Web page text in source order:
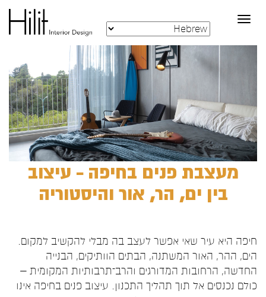
Toggle
navigation
מעצבת פנים בחיפה – עיצוב
בין ים, הר, אור והיסטוריה
חיפה היא עיר שאי אפשר לעצב בה מבלי להקשיב למקום.
הים, ההר, האור המשתנה, הבתים הוותיקים, הבנייה
החדשה, הרחובות המדורגים והרב־תרבותיות המקומית –
כולם נכנסים אל תוך תהליך התכנון. עיצוב פנים בחיפה אינו